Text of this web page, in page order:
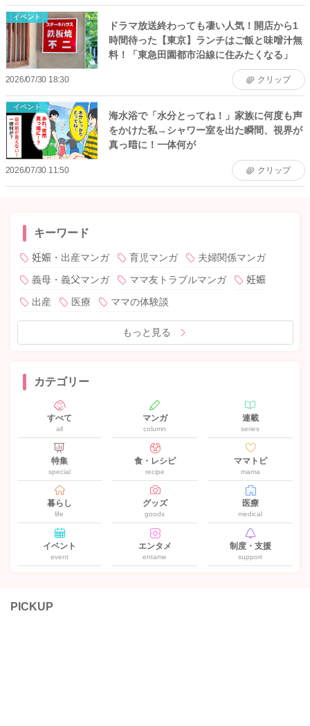
イベント
ドラマ放送終わっても凄い人気！開店から1
時間待った【東京】ランチはご飯と味噌汁無
料！「東急田園都市沿線に住みたくなる」
2026/07/30 18:30 クリップ
イベント
海水浴で「水分とってね！」家族に何度も声
をかけた私→シャワー室を出た瞬間、視界が
真っ暗に！一体何が
2026/07/30 11:50 クリップ
キーワード
妊娠・出産マンガ 育児マンガ
夫婦関係マンガ
義母・義父マンガ
ママ友トラブルマンガ
妊娠
出産
医療 ママの体験談
もっと見る
カテゴリー
すべて
all
マンガ
column
連載
series
特集
special
食・レシピ
recipe
ママトピ
mama
暮らし
life
グッズ
goods
医療
medical
イベント
event
エンタメ
entame
制度・支援
support
PICKUP